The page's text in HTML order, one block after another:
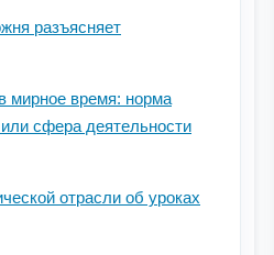
разъясняет
мирное время: норма
сфера деятельности
отрасли об уроках